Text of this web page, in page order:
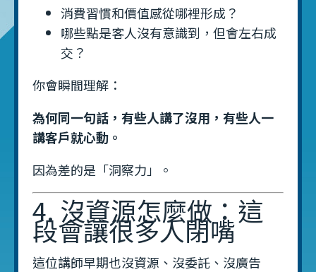
消費習慣和價值感從哪裡形成？
哪些點是客人沒有意識到，但會左右成
交？
你會瞬間理解：
為何同一句話，有些人講了沒用，有些人一
講客戶就心動。
因為差的是「洞察力」。
4. 沒資源怎麼做：這
段會讓很多人閉嘴
這位講師早期也沒資源、沒委託、沒廣告